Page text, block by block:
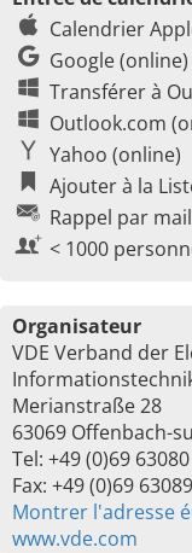
Calendrier
Google (online)
Transférer à
Outlook.com
Yahoo (online)
Ajouter à la
Rappel par mail
< 1000
Organisateur
VDE Verband der
Merianstraße 28
63069 Offenbach-
Tel: +49 (0)69 63080
Fax: +49 (0)69
Montrer l'adresse
www.vde.com